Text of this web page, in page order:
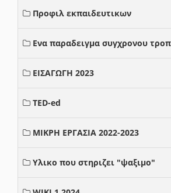
Προφιλ εκπαιδευτικων
Ενα παραδειγμα συγχρονου
ΕΙΣΑΓΩΓΗ 2023
TED-ed
ΜΙΚΡΗ ΕΡΓΑΣΙΑ 2022-2023
Υλικο που στηριζει "ψαξιμο"